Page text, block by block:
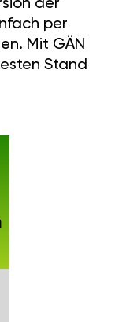
der
per
Mit GÄN
Stand